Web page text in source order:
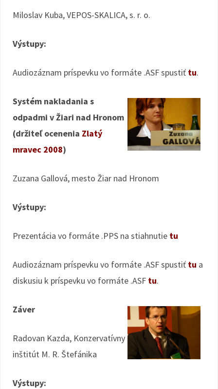
Miloslav Kuba, VEPOS-SKALICA, s. r. o.
Výstupy:
Audiozáznam príspevku vo formáte .ASF spustiť tu.
Systém nakladania s
odpadmi v Žiari nad Hronom
(držiteľ ocenenia Zlatý
mravec 2008)
Zuzana Gallová, mesto Žiar nad Hronom
Výstupy:
Prezentácia vo formáte .PPS na stiahnutie tu
Audiozáznam príspevku vo formáte .ASF spustiť tu a
diskusiu k príspevku vo formáte .ASF tu.
Záver
Radovan Kazda, Konzervatívny
inštitút M. R. Štefánika
Výstupy: